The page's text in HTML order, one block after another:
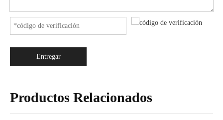
Entregar
Productos Relacionados